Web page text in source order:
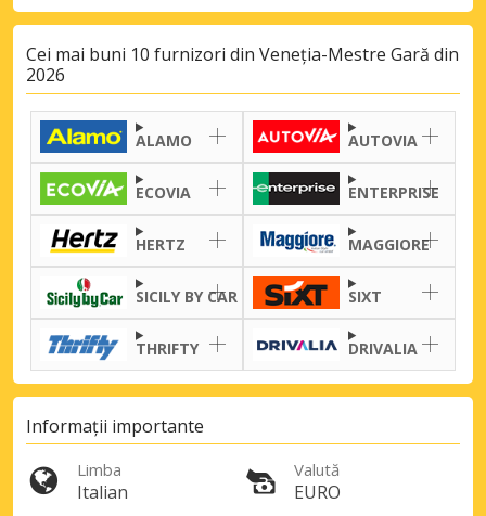
Economii de top
Accesați ofertele exclusive ale
furnizorilor noștri
Cei mai buni 10 furnizori din Veneția-Mestre Gară din
2026
ALAMO AUTOVIA
ECOVIA ENTERPRISE
HERTZ MAGGIORE
SICILY BY CAR SIXT
THRIFTY DRIVALIA
Informații importante
Limba
Italian
Valută
EURO